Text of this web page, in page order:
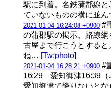
駅に到着。名鉄蒲郡線
ていないものの横に並ん
2021-01-04 16:24:08 +0900 #
の蒲郡駅の掲示。路線
古屋まで行こうとする
ね… [Tw:photo]
2021-01-04 16:28:21 +0900 #
16:29→愛知御津16:39（
愛知御津で降りないと